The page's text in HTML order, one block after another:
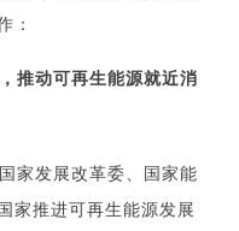
：
推动可再生能源就近消
家发展改革委、国家能
家推进可再生能源发展